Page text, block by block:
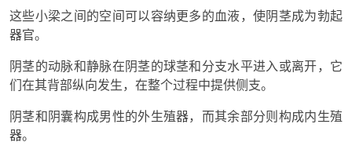
这些小梁之间的空间可以容纳更多的血液，使阴茎成为勃起
器官。
阴茎的动脉和静脉在阴茎的球茎和分支水平进入或离开，它
们在其背部纵向发生，在整个过程中提供侧支。
阴茎和阴囊构成男性的外生殖器，而其余部分则构成内生殖
器。